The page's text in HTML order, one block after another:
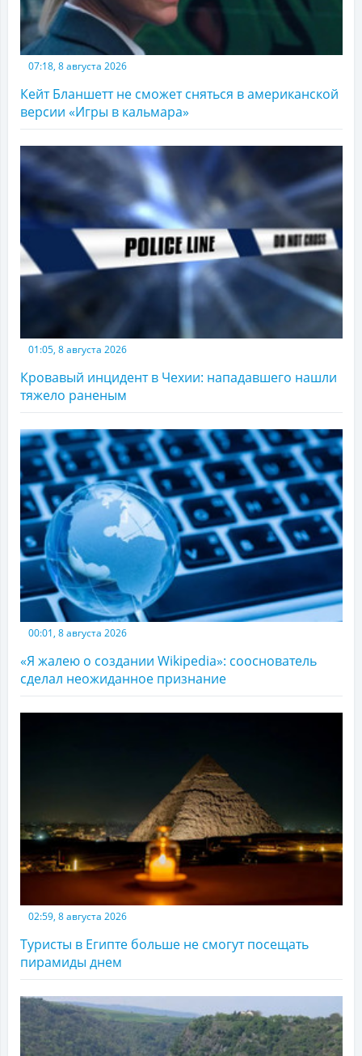
07:18, 8 августа 2026
Кейт Бланшетт не сможет сняться в американской
версии «Игры в кальмара»
01:05, 8 августа 2026
Кровавый инцидент в Чехии: нападавшего нашли
тяжело раненым
00:01, 8 августа 2026
«Я жалею о создании Wikipedia»: сооснователь
сделал неожиданное признание
02:59, 8 августа 2026
Туристы в Египте больше не смогут посещать
пирамиды днем